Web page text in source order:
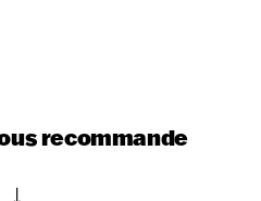
recommande